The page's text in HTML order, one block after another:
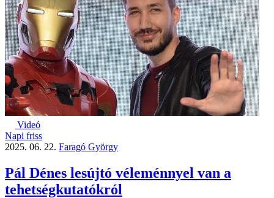
Videó
Napi friss
2025. 06. 22. Faragó György
Pál Dénes lesújtó véleménnyel van a
tehetségkutatókról